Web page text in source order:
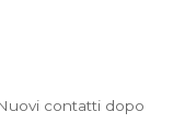
contatti dopo